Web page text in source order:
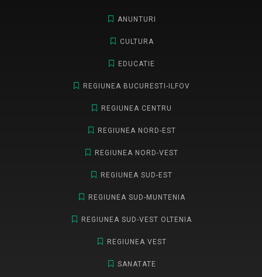
ANUNTURI
CULTURA
EDUCATIE
REGIUNEA BUCURESTI-ILFOV
REGIUNEA CENTRU
REGIUNEA NORD-EST
REGIUNEA NORD-VEST
REGIUNEA SUD-EST
REGIUNEA SUD-MUNTENIA
REGIUNEA SUD-VEST OLTENIA
REGIUNEA VEST
SANATATE